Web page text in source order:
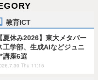
教育ICT
【夏休み2026】東大メタバー
工学部、生成AIなどジュニ
講座6選
Thu 11:15